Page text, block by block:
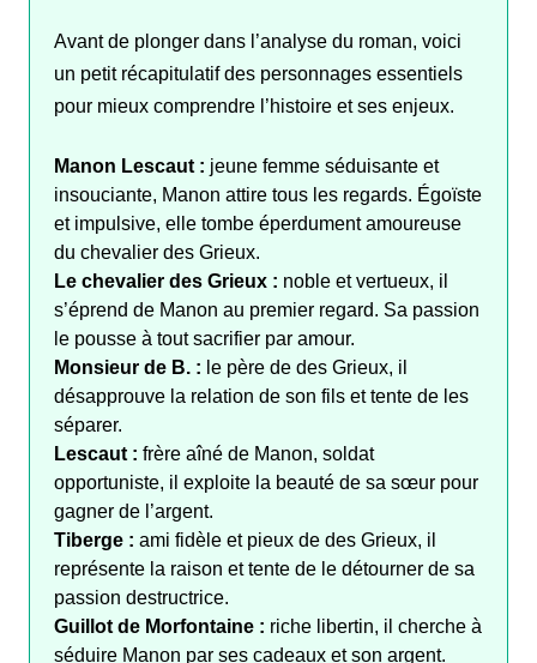
Avant de plonger dans l’analyse du roman, voici
un petit récapitulatif des personnages essentiels
pour mieux comprendre l’histoire et ses enjeux.
Manon Lescaut : jeune femme séduisante et
insouciante, Manon attire tous les regards. Égoïste
et impulsive, elle tombe éperdument amoureuse
du chevalier des Grieux.
Le chevalier des Grieux : noble et vertueux, il
s’éprend de Manon au premier regard. Sa passion
le pousse à tout sacrifier par amour.
Monsieur de B. : le père de des Grieux, il
désapprouve la relation de son fils et tente de les
séparer.
Lescaut : frère aîné de Manon, soldat
opportuniste, il exploite la beauté de sa sœur pour
gagner de l’argent.
Tiberge : ami fidèle et pieux de des Grieux, il
représente la raison et tente de le détourner de sa
passion destructrice.
Guillot de Morfontaine : riche libertin, il cherche à
séduire Manon par ses cadeaux et son argent.